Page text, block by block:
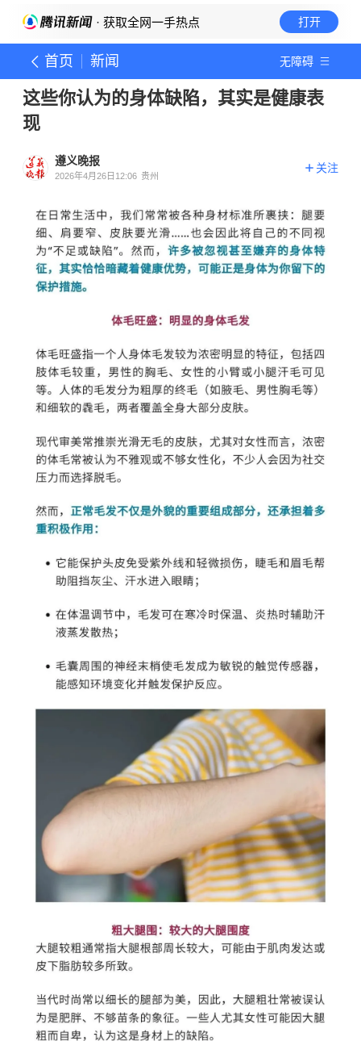
· 获取全网一手热点 打开
首页 新闻 无障碍
这些你认为的身体缺陷，其实是健康表
现
遵义晚报
2026年4月26日12:06 贵州
关注